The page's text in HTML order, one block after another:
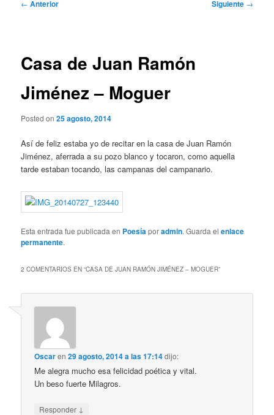
← Anterior Siguiente →
Casa de Juan Ramón
Jiménez – Moguer
Posted on25 agosto, 2014
Así de feliz estaba yo de recitar en la casa de Juan Ramón
Jiménez, aferrada a su pozo blanco y tocaron, como aquella
tarde estaban tocando, las campanas del campanario.
Esta entrada fue publicada en Poesíaporadmin. Guarda elenlace
permanente.
2 COMENTARIOS EN “CASA DE JUAN RAMÓN JIMÉNEZ – MOGUER”
Oscaren29 agosto, 2014 a las 17:14dijo:
Me alegra mucho esa felicidad poética y vital.
Un beso fuerte Milagros.
Responder ↓